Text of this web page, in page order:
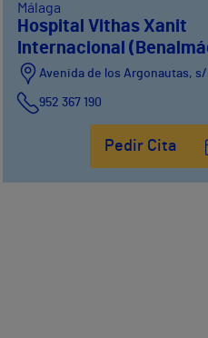
Málaga
Hospital Vithas Xanit
Internacional
Avenida de los Argonautas,
952 367 190
Pedir Cita